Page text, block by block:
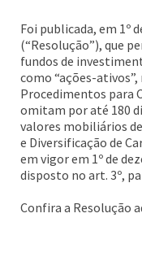
Foi publicada, em 1º
(“Resolução”), que
fundos de
como “ações-
Procedimentos para
omitam por até 180
valores mobiliários
e Diversificação de
em vigor em 1º de
disposto no art. 3º,
Confira a Resolução